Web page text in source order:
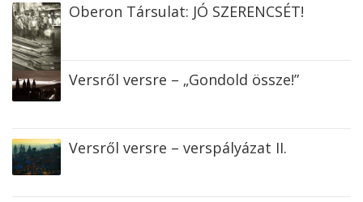
Oberon Társulat: JÓ SZERENCSÉT!
Versről versre – „Gondold össze!”
Versről versre – verspályázat II.